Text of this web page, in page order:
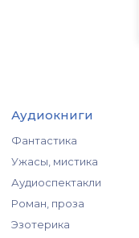
Аудиокниги
Фантастика
Ужасы, мистика
Аудиоспектакли
Роман, проза
Эзотерика